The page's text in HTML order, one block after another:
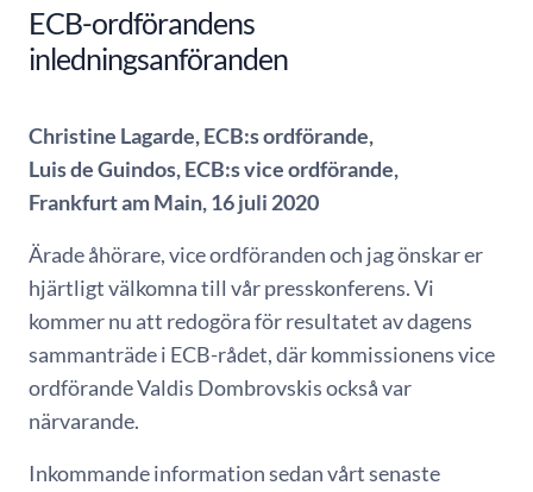
ECB-ordförandens
inledningsanföranden
Christine Lagarde, ECB:s ordförande,
Luis de Guindos, ECB:s vice ordförande,
Frankfurt am Main, 16 juli 2020
Ärade åhörare, vice ordföranden och jag önskar er
hjärtligt välkomna till vår presskonferens. Vi
kommer nu att redogöra för resultatet av dagens
sammanträde i ECB-rådet, där kommissionens vice
ordförande Valdis Dombrovskis också var
närvarande.
Inkommande information sedan vårt senaste